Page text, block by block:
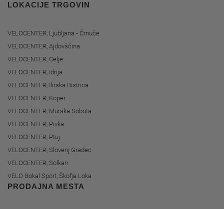
LOKACIJE TRGOVIN
VELOCENTER, Ljubljana - Črnuče
VELOCENTER, Ajdovščina
VELOCENTER, Celje
VELOCENTER, Idrija
VELOCENTER, Ilirska Bistrica
VELOCENTER, Koper
VELOCENTER, Murska Sobota
VELOCENTER, Pivka
VELOCENTER, Ptuj
VELOCENTER, Slovenj Gradec
VELOCENTER, Solkan
VELO Bokal Sport, Škofja Loka
PRODAJNA MESTA